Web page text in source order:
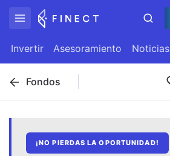
Invertir Asesoramiento Noticias
Fondos
¡NO PIERDAS LA OPORTUNIDAD!